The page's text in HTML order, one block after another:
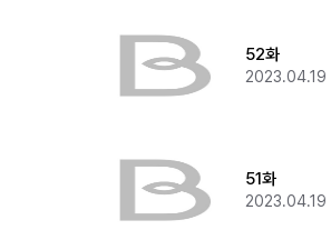
52화
2023.04.19
51화
2023.04.19